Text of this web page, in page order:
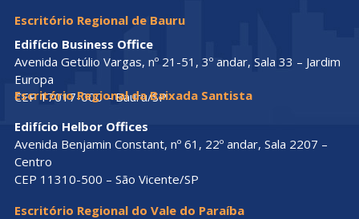
Escritório Regional de Bauru
Edifício Business Office
Avenida Getúlio Vargas, nº 21-51, 3º andar, Sala 33 – Jardim
Europa
CEP 17017-000 – Bauru/SP
Escritório Regional da Baixada Santista
Edifício Helbor Offices
Avenida Benjamin Constant, nº 61, 22º andar, Sala 2207 –
Centro
CEP 11310-500 – São Vicente/SP
Escritório Regional do Vale do Paraíba